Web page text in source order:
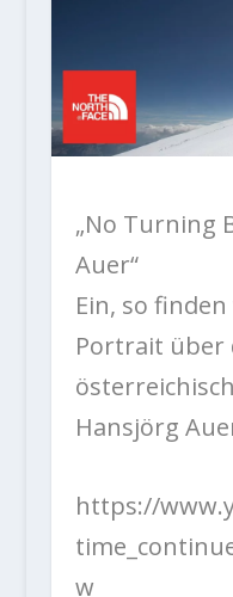
„No Turning
Auer“
Ein, so
Portrait über
Hansjörg
https://
w